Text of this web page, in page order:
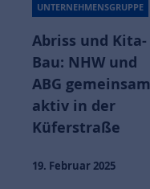
UNTERNEHMENSGRUPPE
Abriss und Kita-
Bau: NHW und
ABG gemeinsam
aktiv in der
Küferstraße
19. Februar 2025